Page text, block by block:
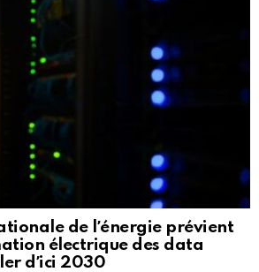
de lʼénergie prévient
électrique des data
dʼici 2030